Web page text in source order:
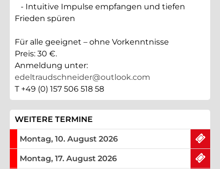
- Intuitive Impulse empfangen und tiefen
Frieden spüren
Für alle geeignet – ohne Vorkenntnisse
Preis: 30 €.
Anmeldung unter:
edeltraudschneider@outlook.com
T +49 (0) 157 506 518 58
WEITERE TERMINE
keine Tickets mehr am
Montag, 10. August 2026
keine Tickets mehr am
Montag, 17. August 2026